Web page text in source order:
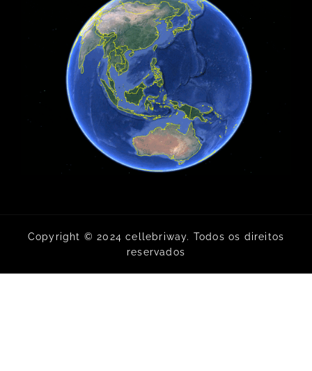
Copyright © 2024 cellebriway. Todos os direitos
reservados